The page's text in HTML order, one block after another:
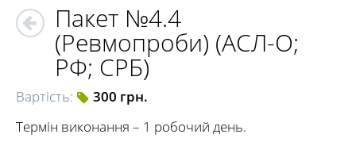
Пакет №4.4
(Ревмопроби) (АСЛ-О;
РФ; СРБ)
Вартість:
300 грн.
Термін виконання – 1 робочий день.